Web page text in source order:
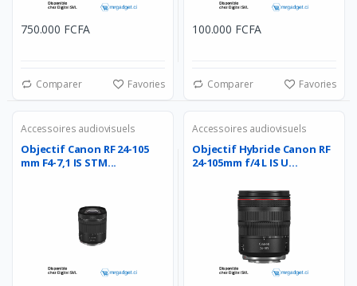
750.000 FCFA
Comparer Favories
100.000 FCFA
Comparer Favories
Accessoires audiovisuels
Objectif Canon RF 24-105
mm F4-7,1 IS STM...
Accessoires audiovisuels
Objectif Hybride Canon RF
24-105mm f/4 L IS U...